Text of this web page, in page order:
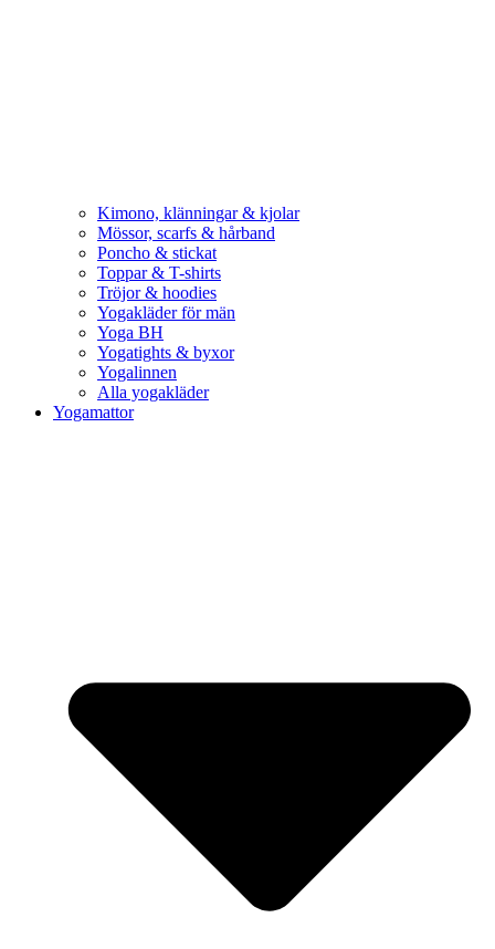
Kimono, klänningar & kjolar
Mössor, scarfs & hårband
Poncho & stickat
Toppar & T-shirts
Tröjor & hoodies
Yogakläder för män
Yoga BH
Yogatights & byxor
Yogalinnen
Alla yogakläder
Yogamattor